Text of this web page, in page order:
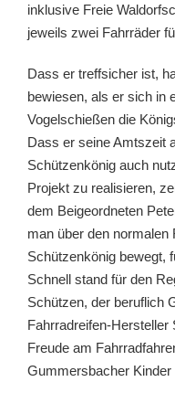
inklusive Freie
jeweils zwei Fahrräder
Dass er treffsicher ist,
bewiesen, als er sich in
Vogelschießen die
Dass er seine Amtszeit
Schützenkönig auch
Projekt zu realisieren,
dem Beigeordneten
man über den
Schützenkönig bewegt,
Schnell stand für den
Schützen, der beruflich
Fahrradreifen-
Freude am
Gummersbacher